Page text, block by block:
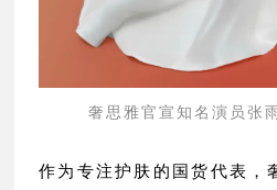
奢思雅官宣知名演员张
作为专注护肤的国货代表，